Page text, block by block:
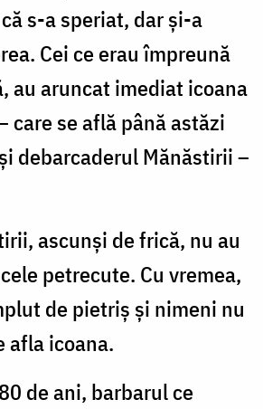
s-a speriat, dar şi-a
Cei ce erau împreună
au aruncat imediat icoana
care se află până astăzi
debarcaderul Mănăstirii –
ascunși de frică, nu au
petrecute. Cu vremea,
de pietriş şi nimeni nu
afla icoana.
de ani, barbarul ce